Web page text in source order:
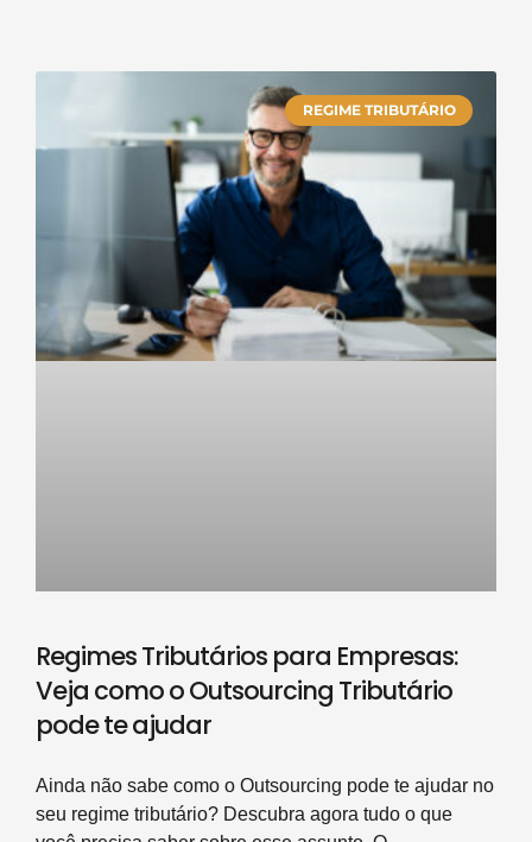
REGIME TRIBUTÁRIO
Regimes Tributários para Empresas:
Veja como o Outsourcing Tributário
pode te ajudar
Ainda não sabe como o Outsourcing pode te ajudar no
seu regime tributário? Descubra agora tudo o que